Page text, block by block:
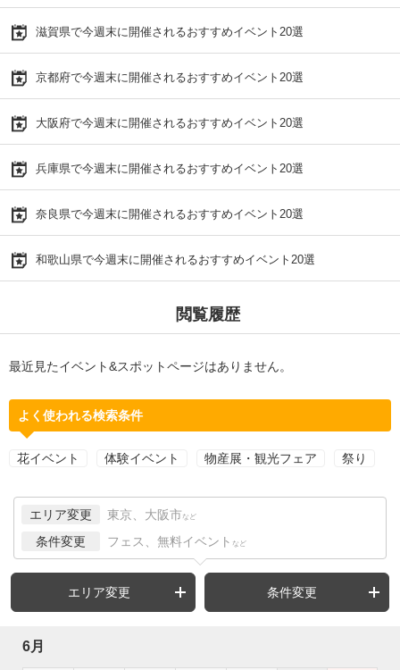
滋賀県で今週末に開催されるおすすめイベント20選
京都府で今週末に開催されるおすすめイベント20選
大阪府で今週末に開催されるおすすめイベント20選
兵庫県で今週末に開催されるおすすめイベント20選
奈良県で今週末に開催されるおすすめイベント20選
和歌山県で今週末に開催されるおすすめイベント20選
閲覧履歴
最近見たイベント&スポットページはありません。
よく使われる検索条件
花イベント 体験イベント 物産展・観光フェア 祭り
エリア変更 東京、大阪市 など
条件変更 フェス、無料イベント など
エリア変更 条件変更
6月